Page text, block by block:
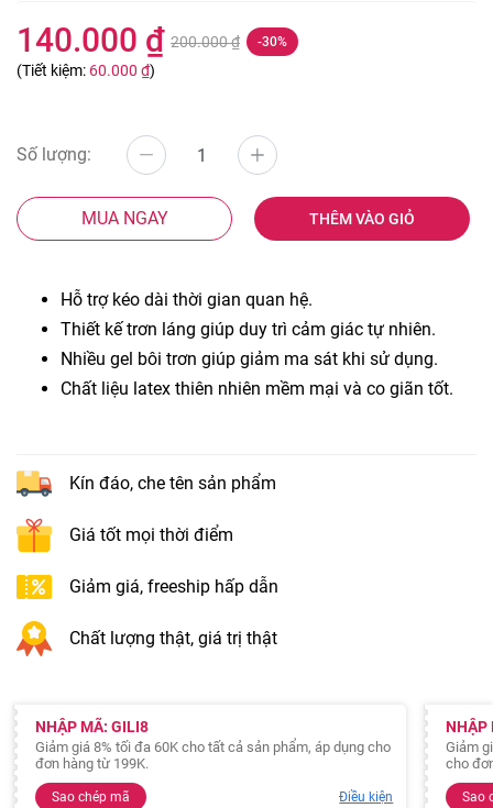
140.000 ₫ 200.000 ₫ -30%
(Tiết kiệm: 60.000 ₫)
Số lượng:
MUA NGAY THÊM VÀO GIỎ
Hỗ trợ kéo dài thời gian quan hệ.
Thiết kế trơn láng giúp duy trì cảm giác tự nhiên.
Nhiều gel bôi trơn giúp giảm ma sát khi sử dụng.
Chất liệu latex thiên nhiên mềm mại và co giãn tốt.
Kín đáo, che tên sản phẩm
Giá tốt mọi thời điểm
Giảm giá, freeship hấp dẫn
Chất lượng thật, giá trị thật
NHẬP MÃ: GILI8
Giảm giá 8% tối đa 60K cho tất cả sản phẩm, áp dụng cho
đơn hàng từ 199K.
Sao chép mã Điều kiện
NHẬP
Giảm
cho
Sao